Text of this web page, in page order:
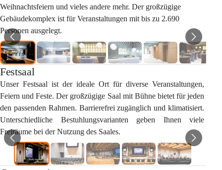
Weihnachtsfeiern und vieles andere mehr. Der großzügige
Gebäudekomplex ist für Veranstaltungen mit bis zu 2.690
Personen ausgelegt.
Festsaal
Unser Festsaal ist der ideale Ort für diverse Veranstaltungen,
Feiern und Feste. Der großzügige Saal mit Bühne bietet für jeden
den passenden Rahmen. Barrierefrei zugänglich und klimatisiert.
Unterschiedliche Bestuhlungsvarianten geben Ihnen viele
Freiräume bei der Nutzung des Saales.